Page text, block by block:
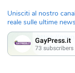
Unisciti al nostro
reale sulle ultime